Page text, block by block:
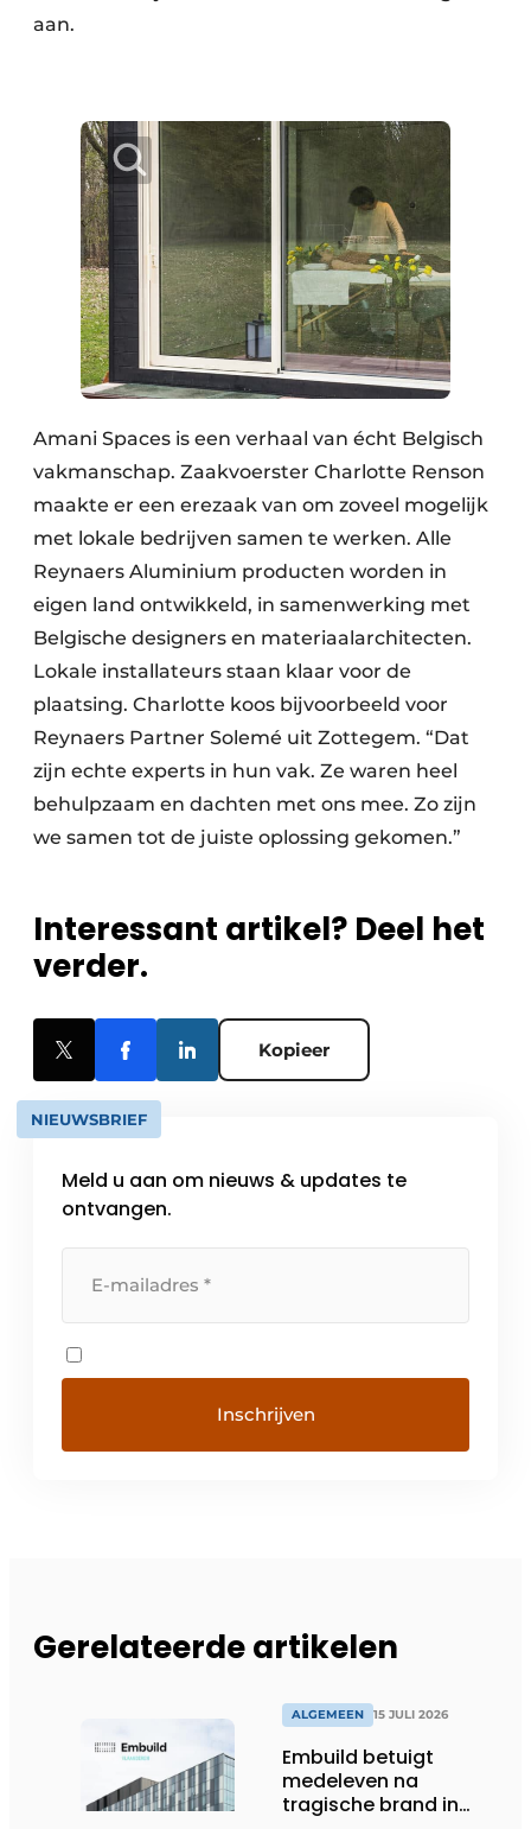
aan.
Amani Spaces is een verhaal van écht Belgisch
vakmanschap. Zaakvoerster Charlotte Renson
maakte er een erezaak van om zoveel mogelijk
met lokale bedrijven samen te werken. Alle
Reynaers Aluminium producten worden in
eigen land ontwikkeld, in samenwerking met
Belgische designers en materiaalarchitecten.
Lokale installateurs staan klaar voor de
plaatsing. Charlotte koos bijvoorbeeld voor
Reynaers Partner Solemé uit Zottegem. “Dat
zijn echte experts in hun vak. Ze waren heel
behulpzaam en dachten met ons mee. Zo zijn
we samen tot de juiste oplossing gekomen.”
Interessant artikel? Deel het
verder.
Kopieer
NIEUWSBRIEF
Meld u aan om nieuws & updates te
ontvangen.
Gerelateerde artikelen
ALGEMEEN 15 JULI 2026
Embuild betuigt
medeleven na
tragische brand in